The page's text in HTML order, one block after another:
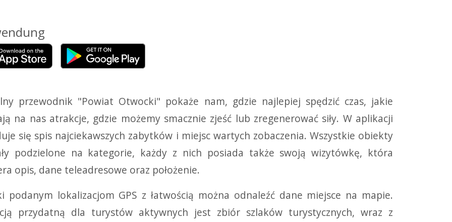
przewodnik "Powiat Otwocki" pokaże nam, gdzie najlepiej spędzić czas, jakie
na nas atrakcje, gdzie możemy smacznie zjeść lub zregenerować siły. W aplikacji
się spis najciekawszych zabytków i miejsc wartych zobaczenia. Wszystkie obiekty
podzielone na kategorie, każdy z nich posiada także swoją wizytówkę, która
opis, dane teleadresowe oraz położenie.
podanym lokalizacjom GPS z łatwością można odnaleźć dane miejsce na mapie.
przydatną dla turystów aktywnych jest zbiór szlaków turystycznych, wraz z